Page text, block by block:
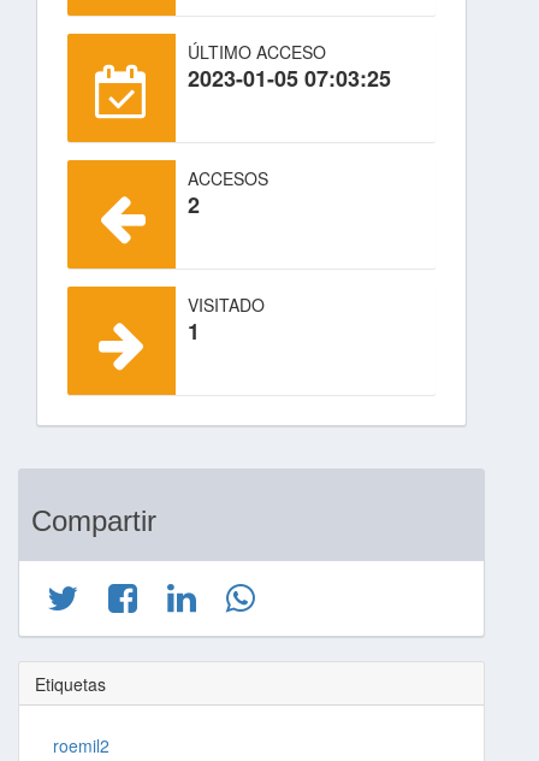
ÚLTIMO ACCESO
2023-01-05 07:03:25
ACCESOS
2
VISITADO
1
Compartir
Etiquetas
roemil2